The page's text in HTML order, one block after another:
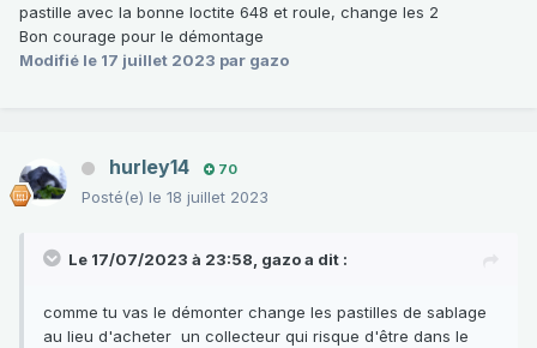
pastille avec la bonne loctite 648 et roule, change les 2
Bon courage pour le démontage
Modifié le 17 juillet 2023 par gazo
hurley14 70
Posté(e) le 18 juillet 2023
Le 17/07/2023 à 23:58, gazoa dit :
comme tu vas le démonter change les pastilles de sablage
au lieu d'acheter un collecteur qui risque d'être dans le